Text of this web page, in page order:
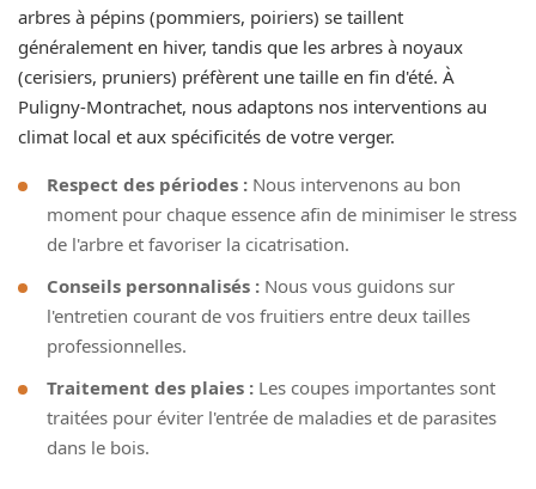
arbres à pépins (pommiers, poiriers) se taillent
généralement en hiver, tandis que les arbres à noyaux
(cerisiers, pruniers) préfèrent une taille en fin d'été. À
Puligny-Montrachet, nous adaptons nos interventions au
climat local et aux spécificités de votre verger.
Respect des périodes : Nous intervenons au bon
moment pour chaque essence afin de minimiser le stress
de l'arbre et favoriser la cicatrisation.
Conseils personnalisés : Nous vous guidons sur
l'entretien courant de vos fruitiers entre deux tailles
professionnelles.
Traitement des plaies : Les coupes importantes sont
traitées pour éviter l'entrée de maladies et de parasites
dans le bois.